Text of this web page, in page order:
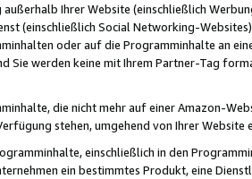
außerhalb Ihrer Website (einschließlich
(einschließlich Social Networking-
oder auf die Programminhalte an
Sie werden keine mit Ihrem Partner-Tag
die nicht mehr auf einer Amazon-
stehen, umgehend von Ihrer
einschließlich in den
ein bestimmtes Produkt, eine